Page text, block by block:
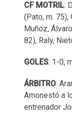
CF MOTRIL:
(Pato, m. 75),
Muñoz,
82), Raly,
GOLES: 1-0,
ÁRBITRO:
Amonestó a
entrenador